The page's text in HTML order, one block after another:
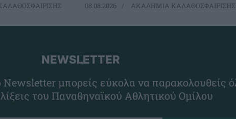
08.08.2026 ΑΚΑΔΗΜΙΑ ΚΑΛΑΘΟΣΦΑΙΡΙΣΗΣ
NEWSLETTER
μπορείς εύκολα να παρακολουθείς
του Παναθηναϊκού Αθλητικού Ομίλου